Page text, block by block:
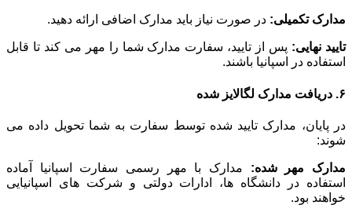
مدارک تکمیلی: در صورت نیاز باید مدارک اضافی ارائه دهید.
تایید نهایی: پس از تایید، سفارت مدارک شما را مهر می کند تا قابل
استفاده در اسپانیا باشند.
۶. دریافت مدارک لگالایز شده
در پایان، مدارک تایید شده توسط سفارت به شما تحویل داده می
شوند:
مدارک مهر شده: مدارک با مهر رسمی سفارت اسپانیا آماده
استفاده در دانشگاه ها، ادارات دولتی و شرکت های اسپانیایی
خواهند بود.